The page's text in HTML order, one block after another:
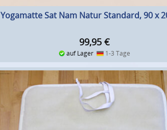
Yogamatte Sat Nam Natur Standard, 90 x
99,95 €
auf Lager 1-3 Tage